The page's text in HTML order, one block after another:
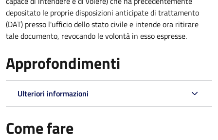
depositato le proprie disposizioni anticipate di trattamento
(DAT) presso l'ufficio dello stato civile e intende ora ritirare
tale documento, revocando le volontà in esso espresse.
Approfondimenti
Ulteriori informazioni
Come fare